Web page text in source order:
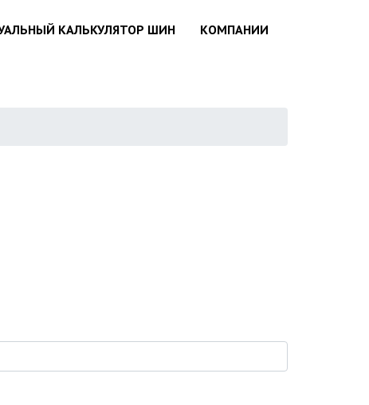
КАЛЬКУЛЯТОР ШИН КОМПАНИИ